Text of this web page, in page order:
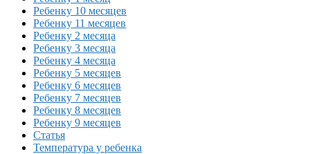
Ребенку 10 месяцев
Ребенку 11 месяцев
Ребенку 2 месяца
Ребенку 3 месяца
Ребенку 4 месяца
Ребенку 5 месяцев
Ребенку 6 месяцев
Ребенку 7 месяцев
Ребенку 8 месяцев
Ребенку 9 месяцев
Статья
Температура у ребенка